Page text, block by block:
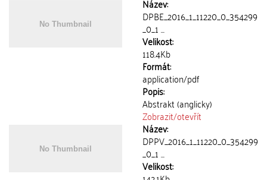
Název:
DPBE_2016_1_11220_0_354299
_0_1 ...
Velikost:
118.4Kb
Formát:
application/pdf
Popis:
Abstrakt (anglicky)
Zobrazit/otevřít
Název:
DPPV_2016_1_11220_0_354299
_0_1 ...
Velikost: